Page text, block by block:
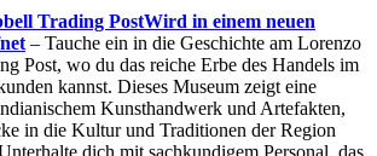
Trading PostWird in einem neuen
– Tauche ein in die Geschichte am Lorenzo
Post, wo du das reiche Erbe des Handels im
kannst. Dieses Museum zeigt eine
Kunsthandwerk und Artefakten,
in die Kultur und Traditionen der Region
dich mit sachkundigem Personal, das